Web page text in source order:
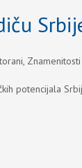
potencijala